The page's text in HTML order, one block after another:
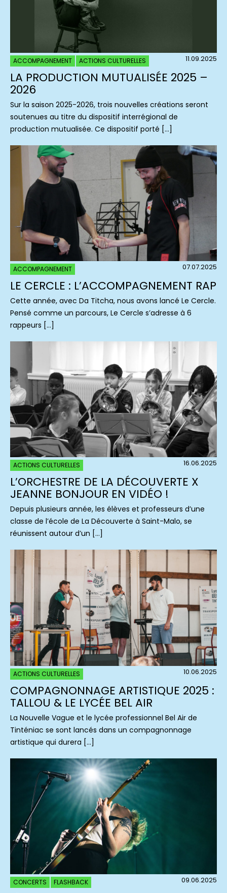
ACCOMPAGNEMENT ACTIONS CULTURELLES 11.09.2025
LA PRODUCTION MUTUALISÉE 2025 –
2026
Sur la saison 2025-2026, trois nouvelles créations seront
soutenues au titre du dispositif interrégional de
production mutualisée. Ce dispositif porté […]
ACCOMPAGNEMENT 07.07.2025
LE CERCLE : L’ACCOMPAGNEMENT RAP
Cette année, avec Da Titcha, nous avons lancé Le Cercle.
Pensé comme un parcours, Le Cercle s’adresse à 6
rappeurs […]
ACTIONS CULTURELLES 16.06.2025
L’ORCHESTRE DE LA DÉCOUVERTE X
JEANNE BONJOUR EN VIDÉO !
Depuis plusieurs année, les élèves et professeurs d’une
classe de l’école de La Découverte à Saint-Malo, se
réunissent autour d’un […]
ACTIONS CULTURELLES 10.06.2025
COMPAGNONNAGE ARTISTIQUE 2025 :
TALLOU & LE LYCÉE BEL AIR
La Nouvelle Vague et le lycée professionnel Bel Air de
Tinténiac se sont lancés dans un compagnonnage
artistique qui durera […]
CONCERTS FLASHBACK 09.06.2025